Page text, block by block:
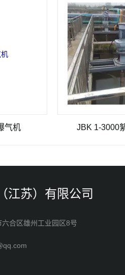
JBK 1-3000絮凝搅
江苏）有限公司
合区雄州工业园区8号